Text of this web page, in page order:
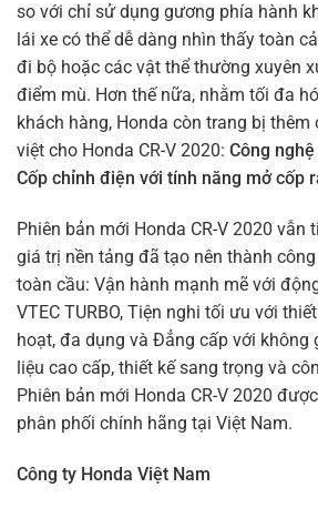
so với chỉ sử dụng gương phía hành
lái xe có thể dễ dàng nhìn thấy toàn
đi bộ hoặc các vật thể thường xuyên
điểm mù. Hơn thế nữa, nhằm tối đa
khách hàng, Honda còn trang bị thêm
việt cho Honda CR-V 2020: Công
Cốp chỉnh điện với tính năng mở cốp
Phiên bản mới Honda CR-V 2020 vẫn
giá trị nền tảng đã tạo nên thành
toàn cầu: Vận hành mạnh mẽ với
VTEC TURBO, Tiện nghi tối ưu với
hoạt, đa dụng và Đẳng cấp với không
liệu cao cấp, thiết kế sang trọng và
Phiên bản mới Honda CR-V 2020
phân phối chính hãng tại Việt Nam.
Công ty Honda Việt Nam